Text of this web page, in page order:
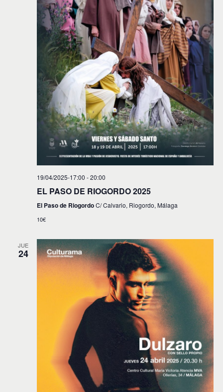
19/04/2025-17:00 -20:00
EL PASO DE RIOGORDO 2025
El Paso de RiogordoC/ Calvario, Riogordo, Málaga
10€
JUE
24